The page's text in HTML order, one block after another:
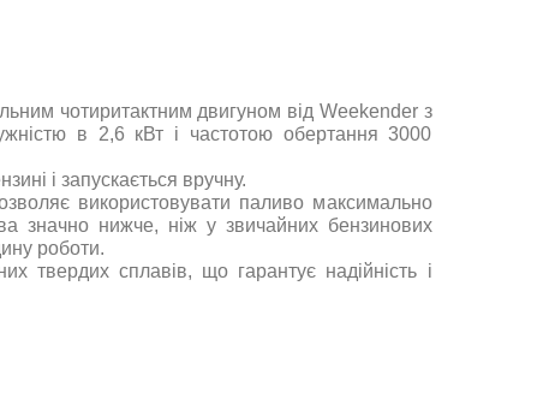
чотиритактним двигуном від Weekender з
в 2,6 кВт і частотою обертання 3000
і запускається вручну.
використовувати паливо максимально
значно нижче, ніж у звичайних бензинових
роботи.
твердих сплавів, що гарантує надійність і